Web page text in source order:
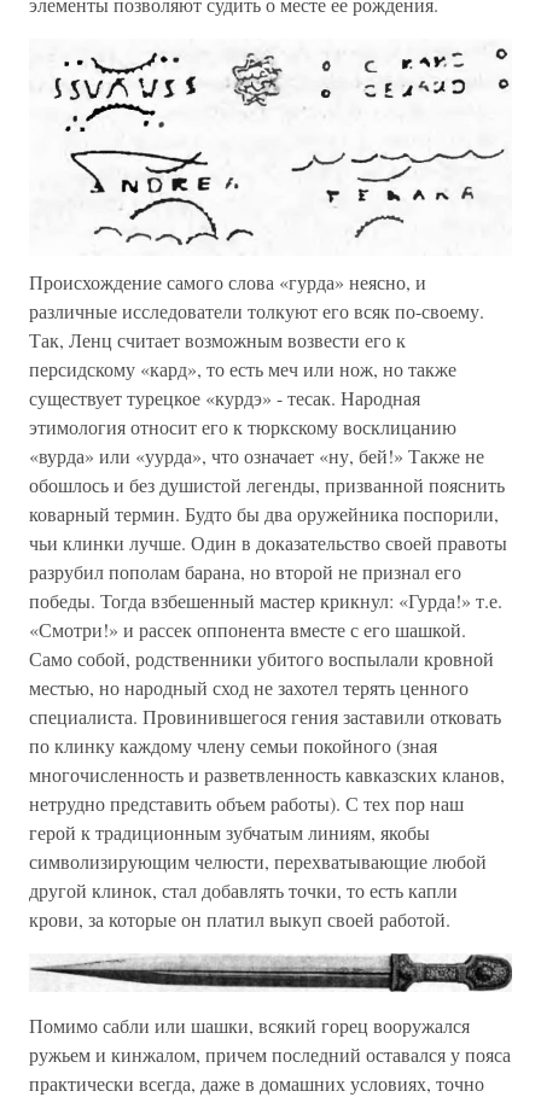
Происхождение самого слова «гурда» неясно, и
различные исследователи толкуют его всяк по-своему.
Так, Ленц считает возможным возвести его к
персидскому «кард», то есть меч или нож, но также
существует турецкое «курдэ» - тесак. Народная
этимология относит его к тюркскому восклицанию
«вурда» или «уурда», что означает «ну, бей!» Также не
обошлось и без душистой легенды, призванной пояснить
коварный термин. Будто бы два оружейника поспорили,
чьи клинки лучше. Один в доказательство своей правоты
разрубил пополам барана, но второй не признал его
победы. Тогда взбешенный мастер крикнул: «Гурда!» т.е.
«Смотри!» и рассек оппонента вместе с его шашкой.
Само собой, родственники убитого воспылали кровной
местью, но народный сход не захотел терять ценного
специалиста. Провинившегося гения заставили отковать
по клинку каждому члену семьи покойного (зная
многочисленность и разветвленность кавказских кланов,
нетрудно представить объем работы). С тех пор наш
герой к традиционным зубчатым линиям, якобы
символизирующим челюсти, перехватывающие любой
другой клинок, стал добавлять точки, то есть капли
крови, за которые он платил выкуп своей работой.
Помимо сабли или шашки, всякий горец вооружался
ружьем и кинжалом, причем последний оставался у пояса
практически всегда, даже в домашних условиях, точно